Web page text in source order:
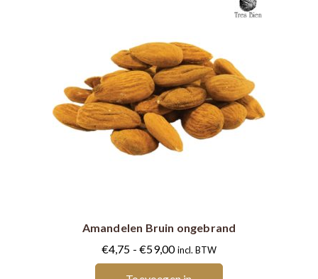
Amandelen Bruin ongebrand
€4,75 - €59,00Prijsklasse:
€4,75
incl. BTW
variaties.
Deze
optie